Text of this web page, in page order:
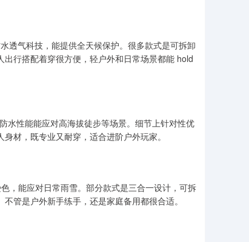
透气科技，能提供全天候保护。很多款式是可拆卸
行搭配着穿很方便，轻户外和日常场景都能 hold
水性能能应对高海拔徒步等场景。细节上针对性优
材，既专业又耐穿，适合进阶户外玩家。
，能应对日常雨雪。部分款式是三合一设计，可拆
管是户外新手练手，还是家庭备用都很合适。